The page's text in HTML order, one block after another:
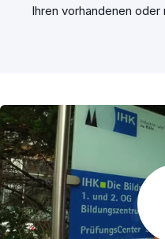
Ihren vorhandenen